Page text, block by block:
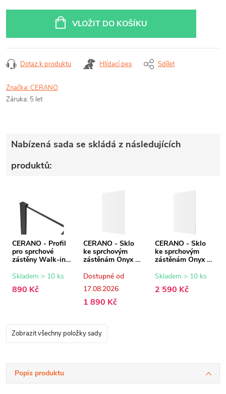
VLOŽIT DO KOŠÍKU
Dotaz k produktu Hlídací pes Sdílet
Značka:CERANO
Záruka: 5 let
Nabízená sada se skládá z následujících
produktů:
CERANO - Profil
pro sprchové
zástěny Walk-in
černá matná - 15
Skladem > 10 ks
890 Kč
CERANO - Sklo
ke sprchovým
zástěnám Onyx -
transparentní sklo
Dostupné od
17.08.2026
1 890 Kč
CERANO - Sklo
ke sprchovým
zástěnám Onyx -
transparentní sklo
- 80x200 cm
Skladem > 10 ks
2 590 Kč
Zobrazit všechny položky sady
Popis produktu